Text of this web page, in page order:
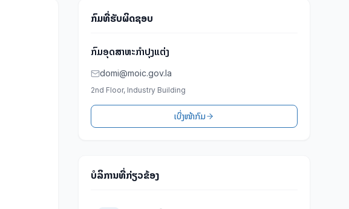
ກົມທີ່ຮັບຜິດຊອບ
ກົມອຸດສາຫະກຳປຸງແຕ່ງ
domi@moic.gov.la
2nd Floor, Industry Building
ເບິ່ງໜ້າກົມ
ບໍລິການທີ່ກ່ຽວຂ້ອງ